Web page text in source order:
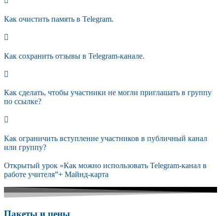
Как очистить память в Telegram.
Как сохранить отзывы в Telegram-канале.
Как сделать, чтобы участники не могли приглашать в группу
по ссылке?
Как ограничить вступление участников в публичный канал
или группу?
Открытый урок «Как можно использовать Telegram-канал в
работе учителя”+ Майнд-карта
Пакеты и цены